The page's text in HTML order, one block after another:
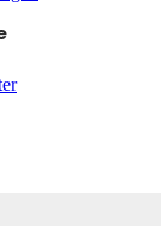
in piazza
la
i tifosi hanno